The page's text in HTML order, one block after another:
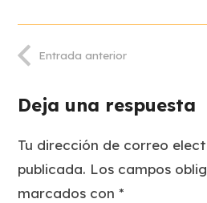
Entrada anterior
Deja una respuesta
Tu dirección de correo
publicada. Los campos
marcados con*